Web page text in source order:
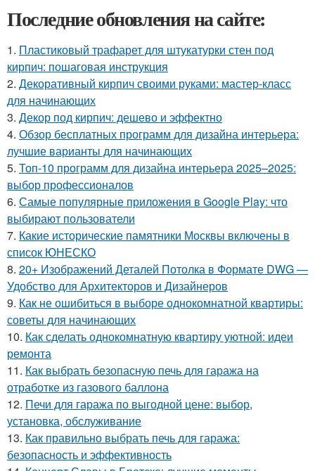
Последние обновления на сайте:
1. Пластиковый трафарет для штукатурки стен под
кирпич: пошаговая инструкция
2. Декоративный кирпич своими руками: мастер-класс
для начинающих
3. Декор под кирпич: дешево и эффектно
4. Обзор бесплатных программ для дизайна интерьера:
лучшие варианты для начинающих
5. Топ-10 программ для дизайна интерьера 2025–2025:
выбор профессионалов
6. Самые популярные приложения в Google Play: что
выбирают пользователи
7. Какие исторические памятники Москвы включены в
список ЮНЕСКО
8. 20+ Изображений Деталей Потолка в Формате DWG —
Удобство для Архитекторов и Дизайнеров
9. Как не ошибиться в выборе однокомнатной квартиры:
советы для начинающих
10. Как сделать однокомнатную квартиру уютной: идеи
ремонта
11. Как выбрать безопасную печь для гаража на
отработке из газового баллона
12. Печи для гаража по выгодной цене: выбор,
установка, обслуживание
13. Как правильно выбрать печь для гаража:
безопасность и эффективность